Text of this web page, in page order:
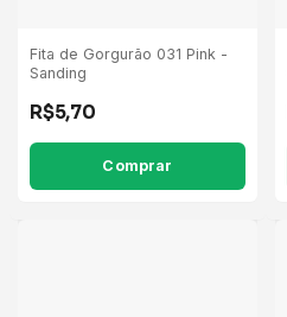
Fita de Gorgurão 031 Pink -
Sanding
R$5,70
Comprar